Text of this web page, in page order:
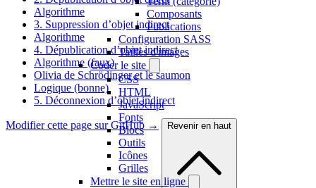
Composants
Publications
Configuration SASS
Tailles d'images
Coder le site
CSS
HTML
JavaScript
Fonts
Blocs
Outils
Icônes
Grilles
Mettre le site en ligne
Algorithme
3. Suppression d’objet indirect
Algorithme
4. Dépublication d’objet indirect
Algorithme (faux)
Olivia de Schrödinger et le saumon
Logique (bonne)
5. Déconnexion d’objet indirect
Modifier cette page sur GitHub → Revenir en haut